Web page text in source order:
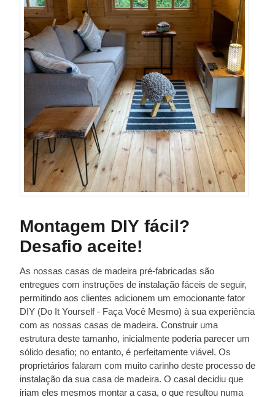
Montagem DIY fácil?
Desafio aceite!
As nossas casas de madeira pré-fabricadas são
entregues com instruções de instalação fáceis de seguir,
permitindo aos clientes adicionem um emocionante fator
DIY (Do It Yourself - Faça Você Mesmo) à sua experiência
com as nossas casas de madeira. Construir uma
estrutura deste tamanho, inicialmente poderia parecer um
sólido desafio; no entanto, é perfeitamente viável. Os
proprietários falaram com muito carinho deste processo de
instalação da sua casa de madeira. O casal decidiu que
iriam eles mesmos montar a casa, o que resultou numa